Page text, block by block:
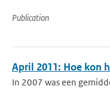
Publication
April 2011: Hoe kon
In 2007 was een